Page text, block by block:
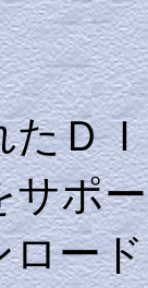
たＤ
サポ
ロー